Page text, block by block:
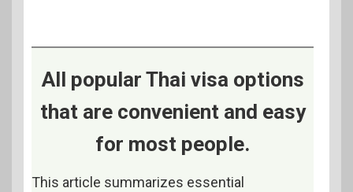
All popular Thai visa options
that are convenient and easy
for most people.
This article summarizes essential